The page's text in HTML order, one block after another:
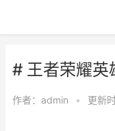
# 王者荣耀英
作者： admin • 更新